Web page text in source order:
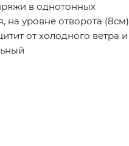
в однотонных
на уровне отворота (8см)
от холодного ветра и